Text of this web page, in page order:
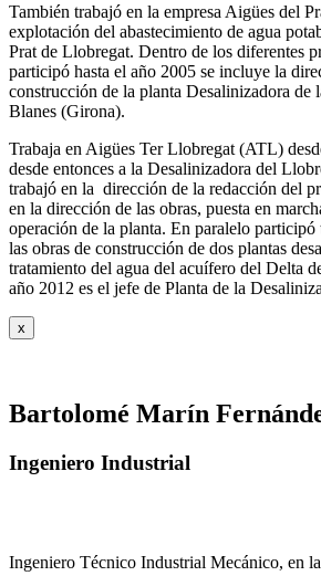
También trabajó en la empresa Aigües del
explotación del abastecimiento de agua
Prat de Llobregat. Dentro de los diferentes
participó hasta el año 2005 se incluye la
construcción de la planta Desalinizadora de
Blanes (Girona).
Trabaja en Aigües Ter Llobregat (ATL)
desde entonces a la Desalinizadora del
trabajó en la dirección de la redacción del
en la dirección de las obras, puesta en
operación de la planta. En paralelo participó
las obras de construcción de dos plantas
tratamiento del agua del acuífero del Delta
año 2012 es el jefe de Planta de la
x
Bartolomé Marín
Ingeniero Industrial
Ingeniero Técnico Industrial Mecánico, en